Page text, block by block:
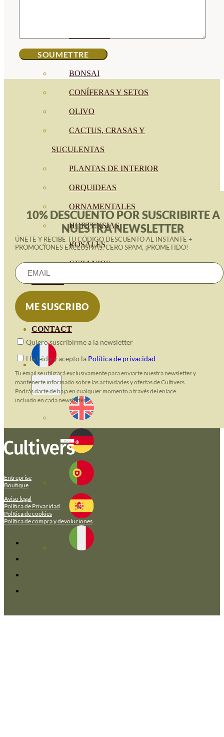
CÉSPED
BONSAI
CONÍFERAS Y SETOS
OLIVO
CACTUS, CRASAS Y
SUCULENTAS
PLANTAS DE INTERIOR
ORQUIDEAS
ORNAMENTALES
HORTENSIAS
ROSALES
GERANIOS
BLOG ECO
CONTACT
10% DESCUENTO POR SUSCRIBIRTE A
NUESTRA NEWSLETTER
ÚNETE Y RECIBE TU CÓDIGO DESCUENTO AL INSTANTE +
PROMOCIONES EXCLUSIVAS. CERO SPAM, ¡PROMETIDO!
Quiero suscribirme a la newsletter
He leido y acepto la Política de privacidad
Tu email se utilizará exclusivamente para enviarte nuestra newsletter y
mantenerte informado sobre las actividades y ofertas de Cultivers.
Podrás darte de baja en cualquier momento a través del enlace
incluido en cada newsletter.
Entreprise
Boutique
Aviso legal
Política de Privacidad
Política de cookies
Política de compra y devoluciones